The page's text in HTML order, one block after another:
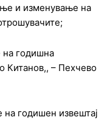
и изменување на
;
на годишна
Китанов,, – Пехчево
на годишен извештај